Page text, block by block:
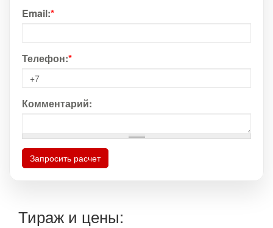
Email:*
Телефон:*
Комментарий:
Запросить расчет
Тираж и цены: